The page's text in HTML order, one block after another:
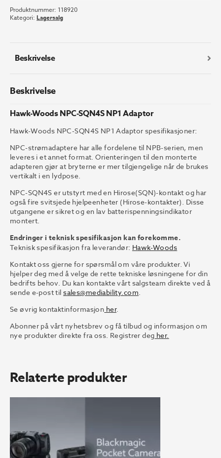
Produktnummer: 118920
Kategori: Lagersalg
Beskrivelse
Beskrivelse
Hawk-Woods NPC-SQN4S NP1 Adaptor
Hawk-Woods NPC-SQN4S NP1 Adaptor spesifikasjoner:
NPC-strømadaptere har alle fordelene til NPB-serien, men
leveres i et annet format. Orienteringen til den monterte
adapteren gjør at bryterne er mer tilgjengelige når de brukes
vertikalt i en lydpose.
NPC-SQN4S er utstyrt med en Hirose(SQN)-kontakt og har
også fire svitsjede hjelpeenheter (Hirose-kontakter). Disse
utgangene er sikret og en lav batterispenningsindikator
montert.
Endringer i teknisk spesifikasjon kan forekomme.
Teknisk spesifikasjon fra leverandør: Hawk-Woods
Kontakt oss gjerne for spørsmål om våre produkter. Vi
hjelper deg med å velge de rette tekniske løsningene for din
bedrifts behov. Du kan kontakte vårt salgsteam direkte ved å
sende e-post tilsales@mediability.com
Se øvrig kontaktinformasjon her.
Abonner på vårt nyhetsbrev og få tilbud og informasjon om
nye produkter direkte fra oss. Registrer deg her.
Relaterte produkter